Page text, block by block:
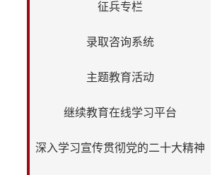
征兵专栏
录取咨询系统
主题教育活动
继续教育在线学习平台
深入学习宣传贯彻党的二十大精神